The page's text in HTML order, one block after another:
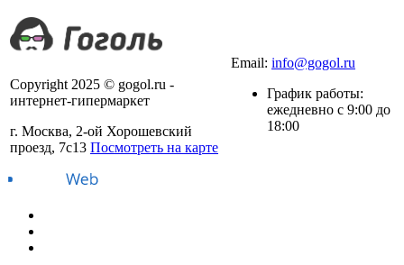
Copyright 2025 © gogol.ru -
интернет-гипермаркет
г. Москва, 2-ой Хорошевский
проезд, 7с13 Посмотреть на карте
Email: info@gogol.ru
График работы:
ежедневно с 9:00 до
18:00